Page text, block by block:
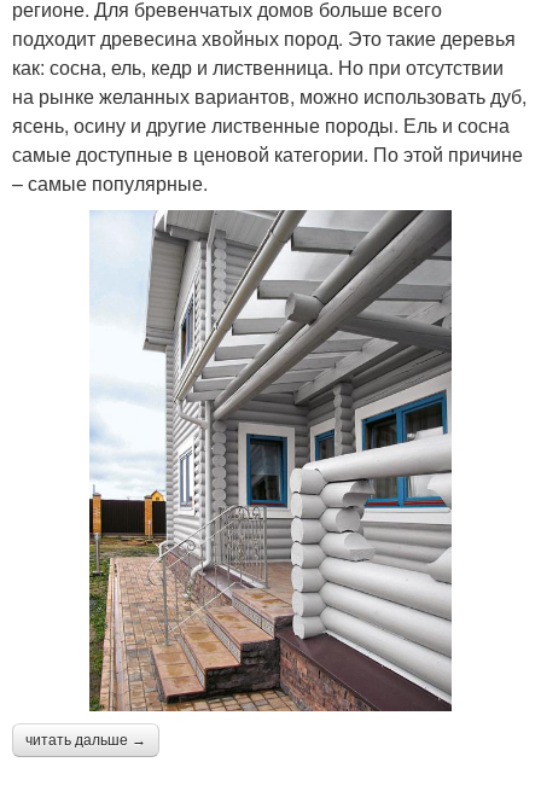
регионе. Для бревенчатых домов больше всего
подходит древесина хвойных пород. Это такие деревья
как: сосна, ель, кедр и лиственница. Но при отсутствии
на рынке желанных вариантов, можно использовать дуб,
ясень, осину и другие лиственные породы. Ель и сосна
самые доступные в ценовой категории. По этой причине
– самые популярные.
читать дальше →